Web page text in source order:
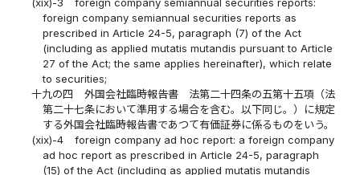
foreign company semiannual securities reports as
prescribed in Article 24-5, paragraph (7) of the Act
(including as applied mutatis mutandis pursuant to Article
27 of the Act; the same applies hereinafter), which relate
to securities;
十九の四
外国会社臨時報告書 法第二十四条の五第十五項（法
第二十七条において準用する場合を含む。以下同じ。）に規定
する外国会社臨時報告書であつて有価証券に係るものをいう。
(xix)-4
foreign company ad hoc report: a foreign company
ad hoc report as prescribed in Article 24-5, paragraph
(15) of the Act (including as applied mutatis mutandis